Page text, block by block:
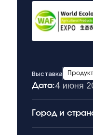
Выставка
Дата:4 июня
Город и